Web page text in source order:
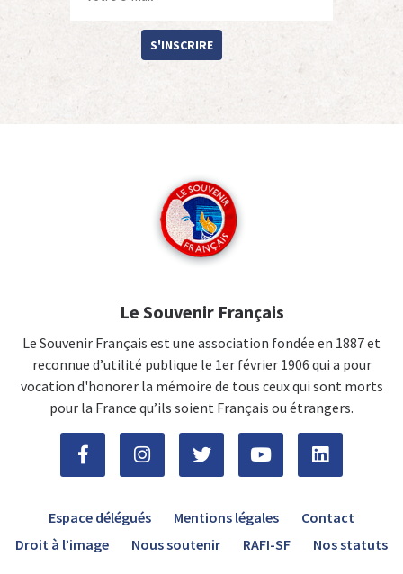
S'INSCRIRE
Le Souvenir Français
Le Souvenir Français est une association fondée en 1887 et
reconnue d’utilité publique le 1er février 1906 qui a pour
vocation d'honorer la mémoire de tous ceux qui sont morts
pour la France qu’ils soient Français ou étrangers.
Espace délégués Mentions légales
Contact
Droit à l’image
Nous soutenir RAFI-SF Nos statuts